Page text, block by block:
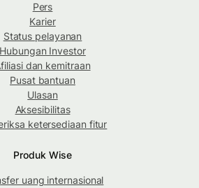
Pers
Karier
Status pelayanan
Hubungan Investor
dan kemitraan
Pusat bantuan
Ulasan
Aksesibilitas
ketersediaan fitur
Produk Wise
uang internasional